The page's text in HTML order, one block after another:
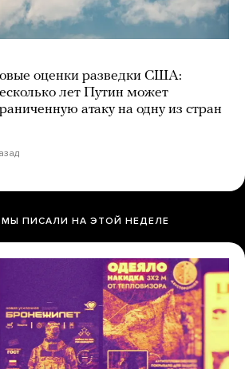
оценки разведки США:
лет Путин может
атаку на одну из стран
ПИСАЛИ НА ЭТОЙ НЕДЕЛЕ